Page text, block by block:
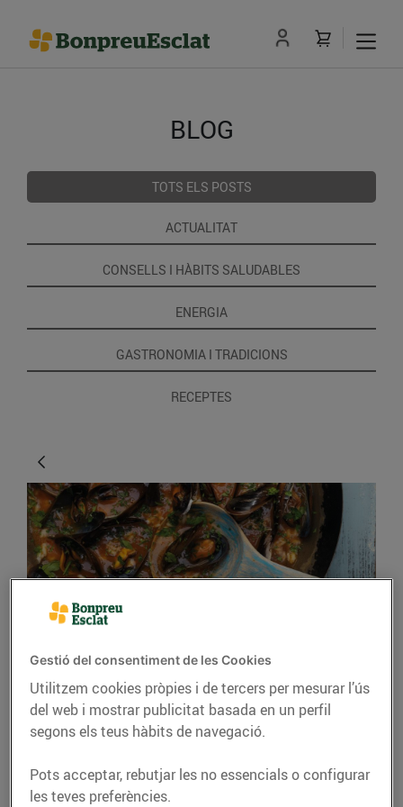
BLOG
TOTS ELS POSTS
ACTUALITAT
CONSELLS I HÀBITS SALUDABLES
ENERGIA
GASTRONOMIA I TRADICIONS
RECEPTES
RECEPTES
Sopa de musclos amb
salsa criolla
Gestió del consentiment de les Cookies
Utilitzem cookies pròpies i de tercers per mesurar l’ús
del web i mostrar publicitat basada en un perfil
segons els teus hàbits de navegació.
Pots acceptar, rebutjar les no essencials o configurar
les teves preferències.